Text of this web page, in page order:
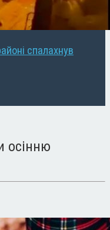
спалахнув
осінню